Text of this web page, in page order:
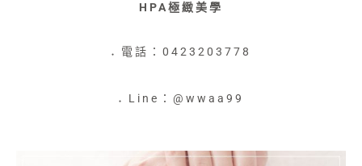
HPA極緻美學
● 電話：0423203778
● Line：@wwaa99